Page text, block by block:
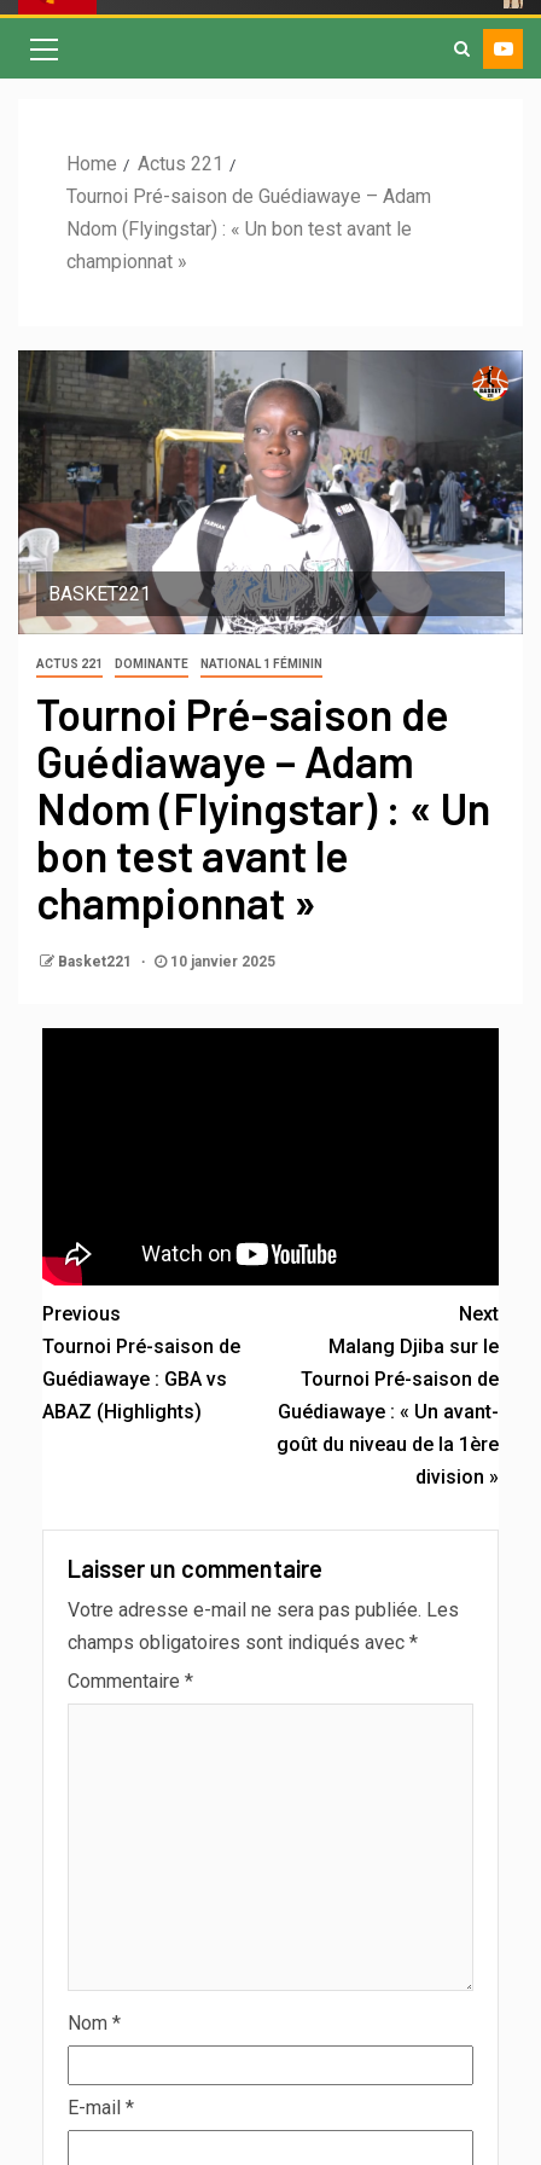
Home
Actus 221
Tournoi Pré-saison de Guédiawaye – Adam
Ndom (Flyingstar) : « Un bon test avant le
championnat »
BASKET221
ACTUS 221 DOMINANTE NATIONAL 1 FÉMININ
Tournoi Pré-saison de
Guédiawaye – Adam
Ndom (Flyingstar) : « Un
bon test avant le
championnat »
Basket221 10 janvier 2025
Previous
Tournoi Pré-saison de
Guédiawaye : GBA vs
ABAZ (Highlights)
Next
Malang Djiba sur le
Tournoi Pré-saison de
Guédiawaye : « Un avant-
goût du niveau de la 1ère
division »
Laisser un commentaire
Votre adresse e-mail ne sera pas publiée. Les
champs obligatoires sont indiqués avec *
Commentaire *
Nom *
E-mail *